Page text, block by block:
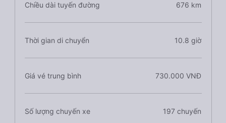
Chiều dài tuyến đường 676 km
Thời gian di chuyển 10.8 giờ
Giá vé trung bình 730.000 VNĐ
Số lượng chuyến xe 197 chuyến